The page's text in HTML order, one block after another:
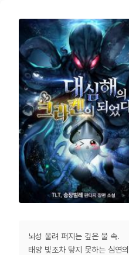
뇌성 울려 퍼지는 깊은 물 속.
태양 빛조차 닿지 못하는 심연